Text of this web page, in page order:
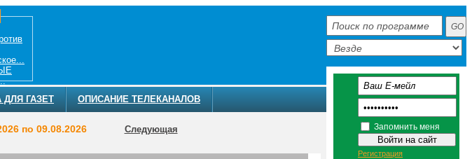
ГАЗЕТ ОПИСАНИЕ ТЕЛЕКАНАЛОВ
по 09.08.2026 Следующая Запомнить меня
Регистрация